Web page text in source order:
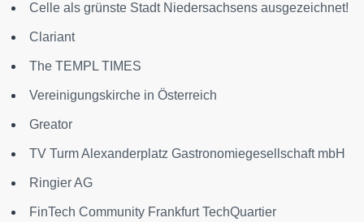
Celle als grünste Stadt Niedersachsens ausgezeichnet!
Clariant
The TEMPL TIMES
Vereinigungskirche in Österreich
Greator
TV Turm Alexanderplatz Gastronomiegesellschaft mbH
Ringier AG
FinTech Community Frankfurt TechQuartier